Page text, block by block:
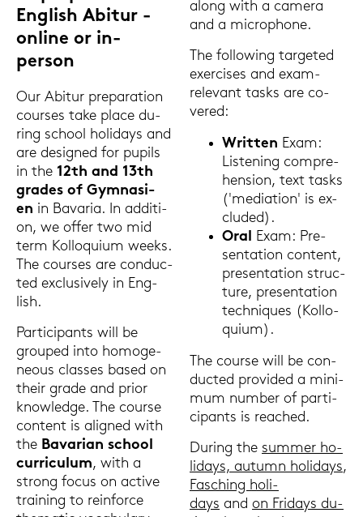
Eng­lish Ab­itur -
on­line or in-​
person
Our Ab­itur pre­pa­ra­ti­on
cour­ses take place du­
ring school ho­li­days and
are de­si­gned for pu­pils
in the 12th and 13th
gra­des of Gym­na­si­
en in Ba­va­ria. In ad­di­ti­
on, we offer two mid
term Kol­lo­qui­um weeks.
The cour­ses are con­duc­
ted ex­clu­si­ve­ly in Eng­
lish.
Par­ti­ci­pants will be
grou­ped into ho­mo­ge­
neous clas­ses based on
their grade and prior
know­ledge. The cour­se
con­tent is ali­gned with
the Ba­va­ri­an school
cur­ri­cu­lum, with a
strong focus on ac­ti­ve
trai­ning to rein­for­ce
along with a ca­me­ra
and a mi­cro­pho­ne.
The fol­lo­wing tar­ge­ted
ex­er­cises and exam-​
relevant tasks are co­
ver­ed:
Writ­ten Exam:
Lis­te­ning com­pre­
hen­si­on, text tasks
('me­dia­ti­on' is ex­
clu­ded).
Oral Exam: Pre­
sen­ta­ti­on con­tent,
pre­sen­ta­ti­on struc­
tu­re, pre­sen­ta­ti­on
tech­ni­ques (Kol­lo­
qui­um).
The cour­se will be con­
duc­ted pro­vi­ded a mi­ni­
mum num­ber of par­ti­
ci­pants is re­a­ched.
Du­ring the sum­mer ho­
li­days, au­tumn ho­li­days,
Fa­sching ho­li­
days and on Fri­days du­